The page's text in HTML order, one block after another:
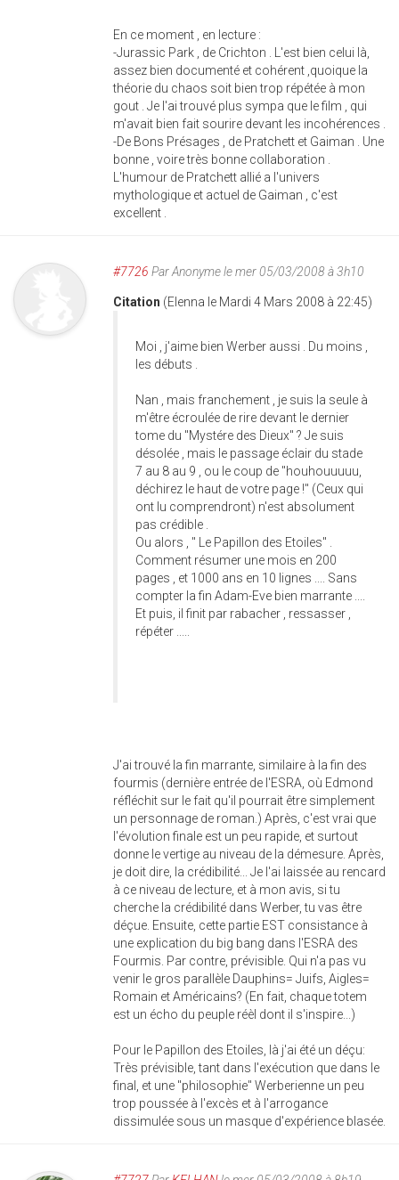
En ce moment , en lecture :
-Jurassic Park , de Crichton . L'est bien celui là,
assez bien documenté et cohérent ,quoique la
théorie du chaos soit bien trop répétée à mon
gout . Je l'ai trouvé plus sympa que le film , qui
m'avait bien fait sourire devant les incohérences .
-De Bons Présages , de Pratchett et Gaiman . Une
bonne , voire très bonne collaboration .
L'humour de Pratchett allié a l'univers
mythologique et actuel de Gaiman , c'est
excellent .
#7726 ParAnonymele mer 05/03/2008 à 3h10
Citation (Elenna le Mardi 4 Mars 2008 à 22:45)
Moi , j'aime bien Werber aussi . Du moins ,
les débuts .
Nan , mais franchement , je suis la seule à
m'être écroulée de rire devant le dernier
tome du "Mystére des Dieux" ? Je suis
désolée , mais le passage éclair du stade
7 au 8 au 9 , ou le coup de "houhouuuuu,
déchirez le haut de votre page !" (Ceux qui
ont lu comprendront) n'est absolument
pas crédible .
Ou alors , " Le Papillon des Etoiles" .
Comment résumer une mois en 200
pages , et 1000 ans en 10 lignes .... Sans
compter la fin Adam-Eve bien marrante ....
Et puis, il finit par rabacher , ressasser ,
répéter .....
J'ai trouvé la fin marrante, similaire à la fin des
fourmis (dernière entrée de l'ESRA, où Edmond
réfléchit sur le fait qu'il pourrait être simplement
un personnage de roman.) Après, c'est vrai que
l'évolution finale est un peu rapide, et surtout
donne le vertige au niveau de la démesure. Après,
je doit dire, la crédibilité... Je l'ai laissée au rencard
à ce niveau de lecture, et à mon avis, si tu
cherche la crédibilité dans Werber, tu vas être
déçue. Ensuite, cette partie EST consistance à
une explication du big bang dans l'ESRA des
Fourmis. Par contre, prévisible. Qui n'a pas vu
venir le gros parallèle Dauphins= Juifs, Aigles=
Romain et Américains? (En fait, chaque totem
est un écho du peuple réèl dont il s'inspire...)
Pour le Papillon des Etoiles, là j'ai été un déçu:
Très prévisible, tant dans l'exécution que dans le
final, et une "philosophie" Werberienne un peu
trop poussée à l'excès et à l'arrogance
dissimulée sous un masque d'expérience blasée.